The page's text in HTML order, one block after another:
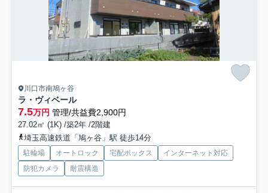
川口市南鳩ヶ谷
ラ・ヴィベール
7.5万円 管理/共益費2,900円
27.02㎡ (1K) /築2年 /2階建
埼玉高速鉄道「鳩ヶ谷」駅 徒歩14分
駐輪場 オートロック 宅配ボックス
インターネット対応
防犯カメラ
耐震構造